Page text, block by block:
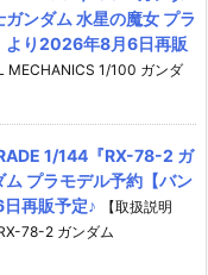
ンダム 水星の魔女 プラ
より2026年8月6日再販
MECHANICS 1/100 ガンダ
1/144『RX-78-2 ガ
プラモデル予約【バン
再販予定♪
【取扱説明
78-2 ガンダム